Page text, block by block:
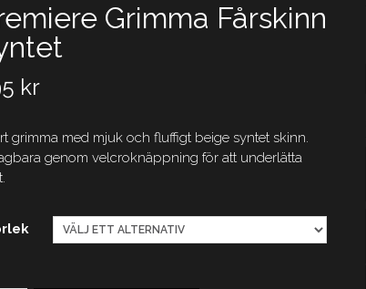
Grimma Fårskinn
kr
grimma med mjuk och fluffigt beige syntet skinn.
genom velcroknäppning för att underlätta